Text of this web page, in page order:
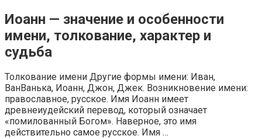
Иоанн — значение и особенности
имени, толкование, характер и
судьба
Толкование имени Другие формы имени: Иван,
ВанВанька, Иоанн, Джон, Джек. Возникновение имени:
православное, русское. Имя Иоанн имеет
древнеиудейский перевод, который означает
«помилованный Богом». Наверное, это имя
действительно самое русское. Имя …